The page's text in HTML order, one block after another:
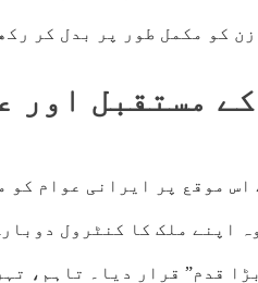
کو مکمل طور پر بدل کر رکھ
مستقبل اور
اس موقع پر ایرانی عوام کو
اپنے ملک کا کنٹرول
قدم” قرار دیا۔ تاہم،